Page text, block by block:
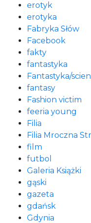
erotyk
erotyka
Fabryka Słów
Facebook
fakty
fantastyka
Fantastyka/
fantasy
Fashion victim
feeria young
Filia
Filia Mroczna
film
futbol
Galeria Książki
gąski
gazeta
gdańsk
Gdynia